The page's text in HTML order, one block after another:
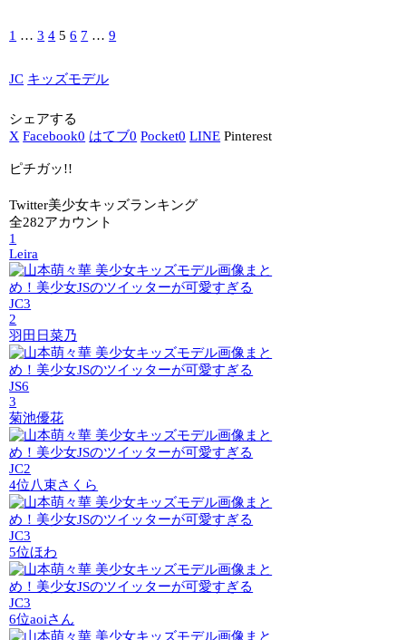
1 … 3 4 5 6 7 … 9
JC キッズモデル
シェアする
X Facebook0 はてブ0 Pocket0 LINE Pinterest
ピチガッ!!
Twitter美少女キッズランキング
全282アカウント
1
Leira
JC3
2
羽田日菜乃
JS6
3
菊池優花
JC2
4位八束さくら
JC3
5位ほわ
JC3
6位aoiさん